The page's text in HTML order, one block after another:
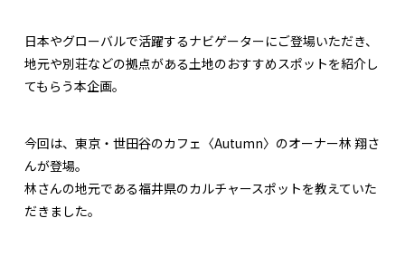
日本やグローバルで活躍するナビゲーターにご登場いただき、
地元や別荘などの拠点がある土地のおすすめスポットを紹介し
てもらう本企画。
今回は、東京・世田谷のカフェ〈Autumn〉のオーナー林 翔さ
んが登場。
林さんの地元である福井県のカルチャースポットを教えていた
だきました。